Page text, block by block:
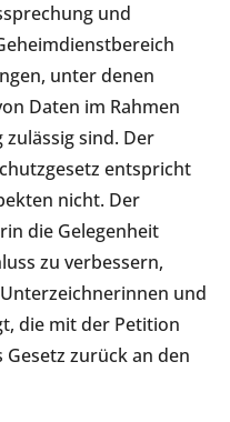
und
unter denen
Daten im Rahmen
sind. Der
entspricht
nicht. Der
die Gelegenheit
zu verbessern,
und
die mit der Petition
Gesetz zurück an den